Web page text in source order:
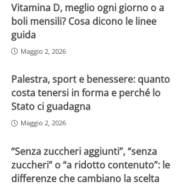
Vitamina D, meglio ogni giorno o a
boli mensili? Cosa dicono le linee
guida
Maggio 2, 2026
Palestra, sport e benessere: quanto
costa tenersi in forma e perché lo
Stato ci guadagna
Maggio 2, 2026
“Senza zuccheri aggiunti”, “senza
zuccheri” o “a ridotto contenuto”: le
differenze che cambiano la scelta